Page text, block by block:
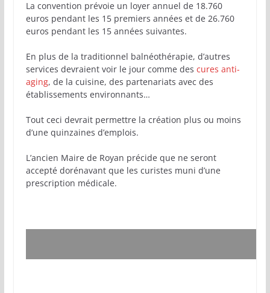
La convention prévoie un loyer annuel de 18.760
euros pendant les 15 premiers années et de 26.760
euros pendant les 15 années suivantes.
En plus de la traditionnel balnéothérapie, d’autres
services devraient voir le jour comme des cures anti-
aging, de la cuisine, des partenariats avec des
établissements environnants…
Tout ceci devrait permettre la création plus ou moins
d’une quinzaines d’emplois.
L’ancien Maire de Royan précide que ne seront
accepté dorénavant que les curistes muni d’une
prescription médicale.